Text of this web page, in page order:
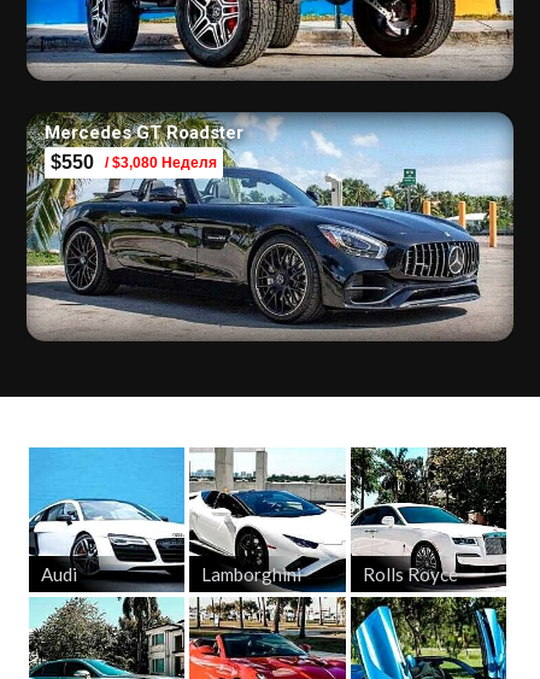
Mercedes GT Roadster
$550 / $3,080 Неделя
Audi Lamborghini Rolls Royce